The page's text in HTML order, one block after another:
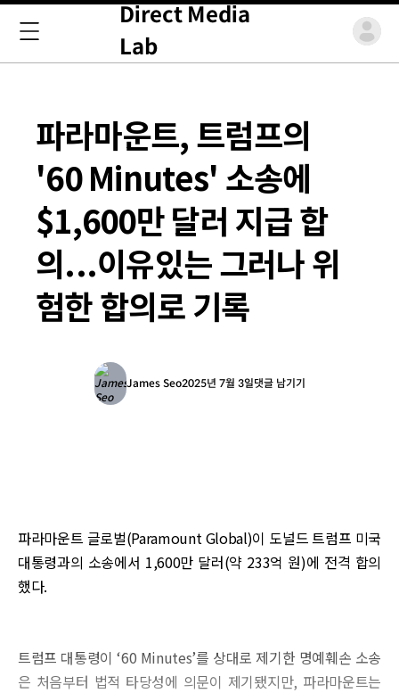
Direct Media
Lab
파라마운트, 트럼프의
'60 Minutes' 소송에
$1,600만 달러 지급 합
의...이유있는 그러나 위
험한 합의로 기록
James Seo2025년 7월 3일댓글 남기기
파라마운트 글로벌(Paramount Global)이 도널드 트럼프 미국
대통령과의 소송에서 1,600만 달러(약 233억 원)에 전격 합의
했다.
트럼프 대통령이 ‘60 Minutes’를 상대로 제기한 명예훼손 소송
은 처음부터 법적 타당성에 의문이 제기됐지만, 파라마운트는